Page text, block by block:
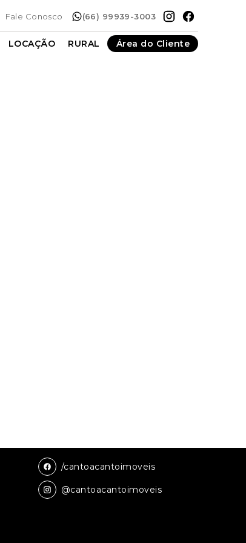
Fale Conosco (66) 99939-3003
LOCAÇÃO RURAL Área do Cliente
/cantoacantoimoveis
@cantoacantoimoveis